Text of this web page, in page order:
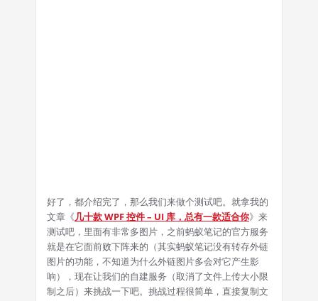
好了，都介绍完了，那么我们来做个测试吧。就拿我的
文章《几十款 WPF 控件 – UI 库，总有一款适合你》来
测试吧，里面有非常多图片，之前蚂蚁笔记的官方服务
就是在它面前败下阵来的（其实蚂蚁笔记没有转存外链
图片的功能，不知道为什么外链图片多会对它产生影
响），现在让我们的自建服务（取消了文件上传大小限
制之后）来挑战一下吧。挑战过程很简单，直接复制文